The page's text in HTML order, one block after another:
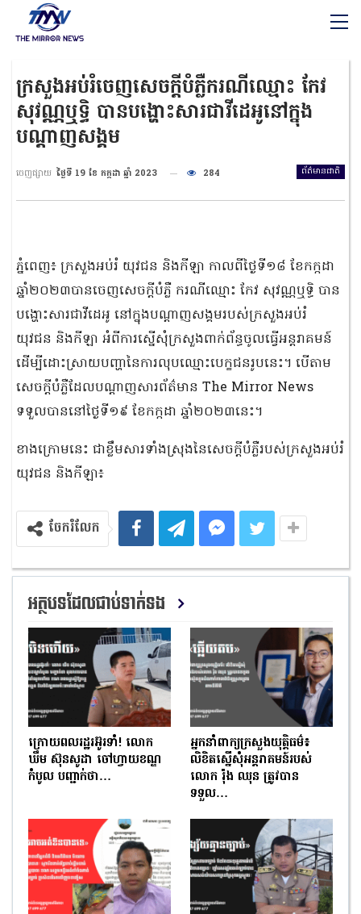
ក្រសួងអប់រំចេញសេចក្ដីបំភ្លឺករណីឈ្មោះ កែវ
សុវណ្ណឬទ្ធិ បានបង្ហោះសារជាវីដេអូនៅក្នុង
បណ្ដាញសង្គម
ព័ត៌មានជាតិ
ចេញផ្សាយ ថ្ងៃទី 19 ខែ កក្កដា ឆ្នាំ 2023 284
ភ្នំពេញ៖ ក្រសួងអប់រំ យុវជន និងកីឡា កាលពីថ្ងៃទី១៨ ខែកក្កដា
ឆ្នាំ២០២៣បានចេញសេចក្ដីបំភ្លឺ ករណីឈ្មោះ កែវ សុវណ្ណឬទ្ធិ បាន
បង្ហោះសារជាវីដេអូ នៅក្នុងបណ្ដាញសង្គមរបស់ក្រសួងអប់រំ
យុវជន និងកីឡា អំពីការស្នើសុំក្រសួងពាក់ព័ន្ធចូលធ្វើអន្តរាគមន៍
ដើម្បីដោះស្រាយបញ្ហានៃការលុបឈ្មោះបេក្ខជនរូបនេះ។ បើតាម
សេចក្តីបំភ្លឺដែលបណ្ដាញសារព័ត៌មាន The Mirror News
ទទួលបាននៅថ្ងៃទី១៩ ខែកក្កដា ឆ្នាំ២០២៣នេះ។
ខាងក្រោមនេះ ជាខ្លឹមសារទាំងស្រុងនៃសេចក្តីបំភ្លឺរបស់ក្រសួងអប់រំ
យុវជន និងកីឡា៖
ចែករំលែក
អត្ថបទដែលជាប់ទាក់ទង
ក្រោយពលរដ្ឋរអ៊ូរទាំ! លោក
ឃឹម ស៊ុនសូដា ចៅហ្វាយខណ្ឌ
កំបូល បញ្ជាក់ថា…
អ្នកនាំពាក្យក្រសួងយុត្តិធម៌៖
លិខិតស្នើសុំអន្តរាគមន៍របស់
លោក រ៉ុង ឈុន ត្រូវបាន
ទទួល…